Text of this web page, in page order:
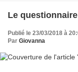
Le questionnaire
Publié le 23/03/2018 à
Par Giovanna